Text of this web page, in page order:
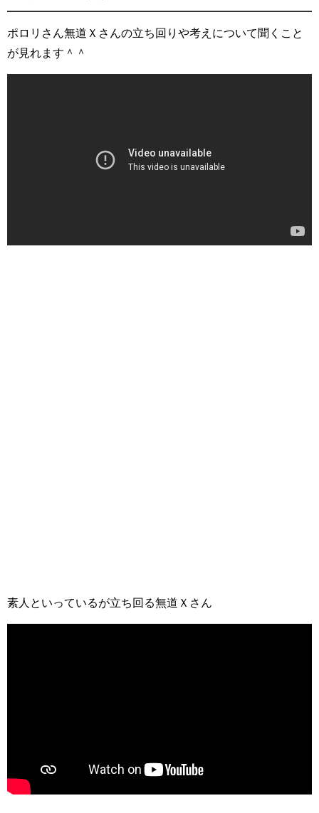
ポロリさん無道Ｘさんの立ち回りや考えについて聞くこと
が見れます＾＾
素人といっているが立ち回る無道Ｘさん